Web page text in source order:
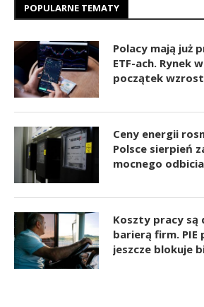
POPULARNE TEMATY
Polacy mają już
ETF-ach. Rynek
początek
Ceny energii
Polsce sierpień
mocnego odbicia
Koszty pracy są
barierą firm. PIE
jeszcze blokuje